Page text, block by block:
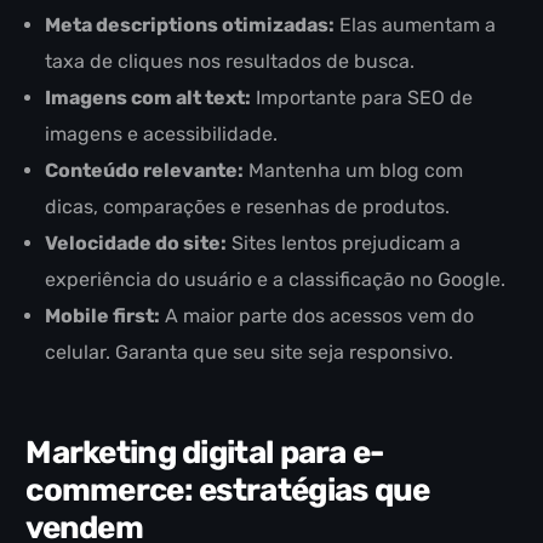
Meta descriptions otimizadas: Elas aumentam a
taxa de cliques nos resultados de busca.
Imagens com alt text: Importante para SEO de
imagens e acessibilidade.
Conteúdo relevante: Mantenha um blog com
dicas, comparações e resenhas de produtos.
Velocidade do site: Sites lentos prejudicam a
experiência do usuário e a classificação no Google.
Mobile first: A maior parte dos acessos vem do
celular. Garanta que seu site seja responsivo.
Marketing digital para e-
commerce: estratégias que
vendem